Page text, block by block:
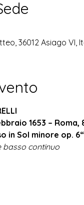
36012 Asiago VI,
1653 – Roma,
in Sol minore op. 6
basso continuo